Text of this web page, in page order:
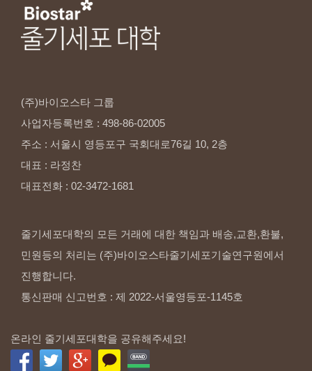
(주)바이오스타 그룹
사업자등록번호 : 498-86-02005
주소 : 서울시 영등포구 국회대로76길 10, 2층
대표 : 라정찬
대표전화 : 02-3472-1681
줄기세포대학의 모든 거래에 대한 책임과 배송,교환,환불,
민원등의 처리는 (주)바이오스타줄기세포기술연구원에서
진행합니다.
통신판매 신고번호 : 제 2022-서울영등포-1145호
온라인 줄기세포대학을 공유해주세요!